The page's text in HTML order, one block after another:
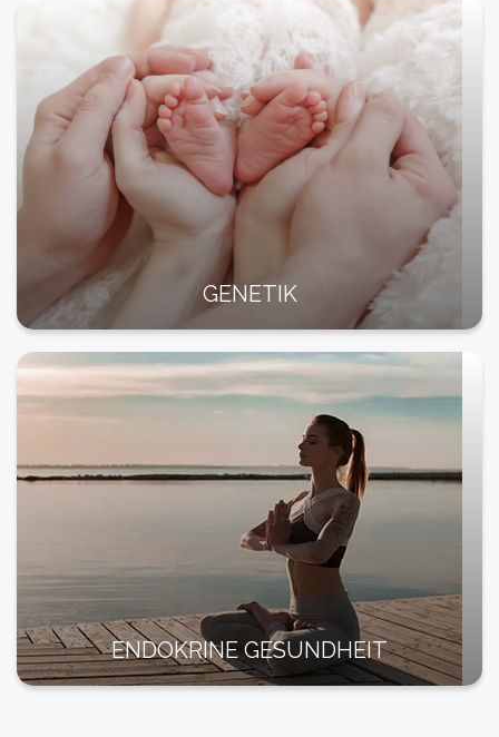
GENETIK
ENDOKRINE GESUNDHEIT